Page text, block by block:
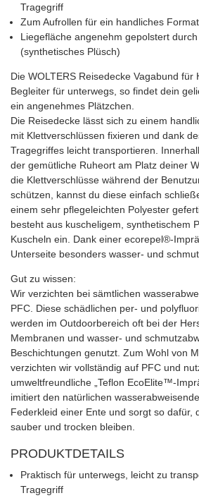
Tragegriff
Zum Aufrollen für ein handliches Format
Liegefläche angenehm gepolstert
(synthetisches Plüsch)
Die WOLTERS Reisedecke Vagabund für
Begleiter für unterwegs, so findet dein
ein angenehmes Plätzchen.
Die Reisedecke lässt sich zu einem
mit Klettverschlüssen fixieren und dank
Tragegriffes leicht transportieren.
der gemütliche Ruheort am Platz deiner
die Klettverschlüsse während der
schützen, kannst du diese einfach
einem sehr pflegeleichten Polyester
besteht aus kuscheligem, synthetischem
Kuscheln ein. Dank einer ecorepel®-
Unterseite besonders wasser- und
Gut zu wissen:
Wir verzichten bei sämtlichen
PFC. Diese schädlichen per- und
werden im Outdoorbereich oft bei der
Membranen und wasser- und
Beschichtungen genutzt. Zum Wohl von
verzichten wir vollständig auf PFC und
umweltfreundliche „Teflon EcoElite™-
imitiert den natürlichen
Federkleid einer Ente und sorgt so dafür,
sauber und trocken bleiben.
PRODUKTDETAILS
Praktisch für unterwegs, leicht zu
Tragegriff